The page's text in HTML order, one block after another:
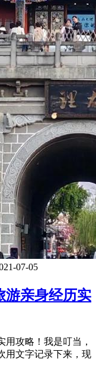
07-05
游亲身经历实
用攻略！我是叮当，
用文字记录下来，现